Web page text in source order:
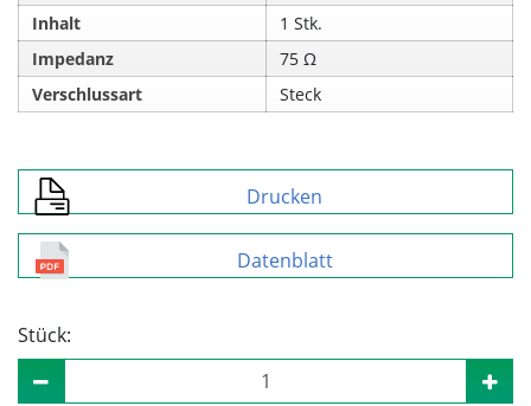
Inhalt
1 Stk.
Impedanz
75 Ω
Verschlussart
Steck
Drucken
Datenblatt
Stück: